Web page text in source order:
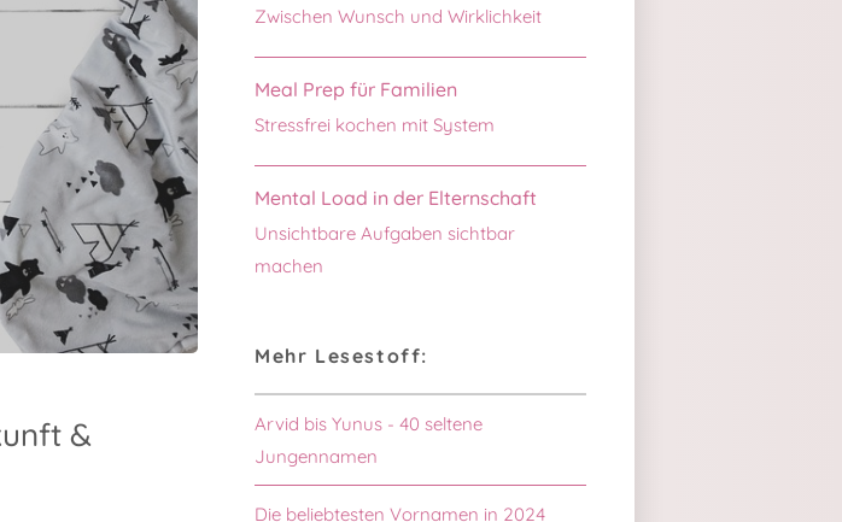
&
Zwischen Wunsch und Wirklichkeit
Meal Prep für Familien
Stressfrei kochen mit System
Mental Load in der Elternschaft
Unsichtbare Aufgaben sichtbar
machen
Mehr Lesestoff:
Arvid bis Yunus - 40 seltene
Jungennamen
Die beliebtesten Vornamen in 2024